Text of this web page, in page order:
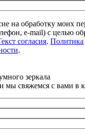
на обработку моих
e-mail) с целью
согласия. Политика
.
зеркала
и мы свяжемся с вами в